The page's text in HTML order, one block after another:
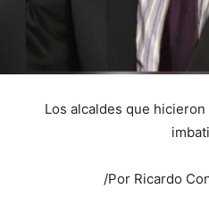
Los alcaldes que
/Por Ricardo